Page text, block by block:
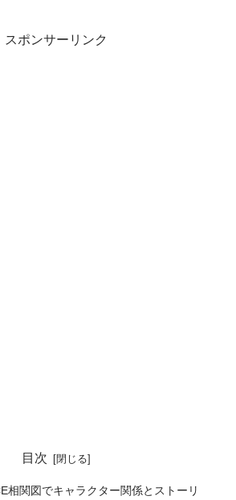
スポンサーリンク
目次
相関図でキャラクター関係とストーリ